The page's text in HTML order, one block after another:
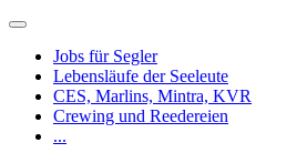
Jobs für Segler
Lebensläufe der Seeleute
CES, Marlins, Mintra, KVR
Crewing und Reedereien
...